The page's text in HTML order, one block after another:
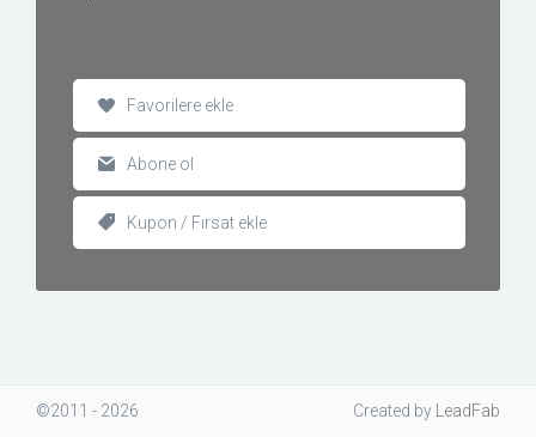
Favorilere ekle
Abone ol
Kupon / Fırsat ekle
©2011 - 2026 Created by LeadFab